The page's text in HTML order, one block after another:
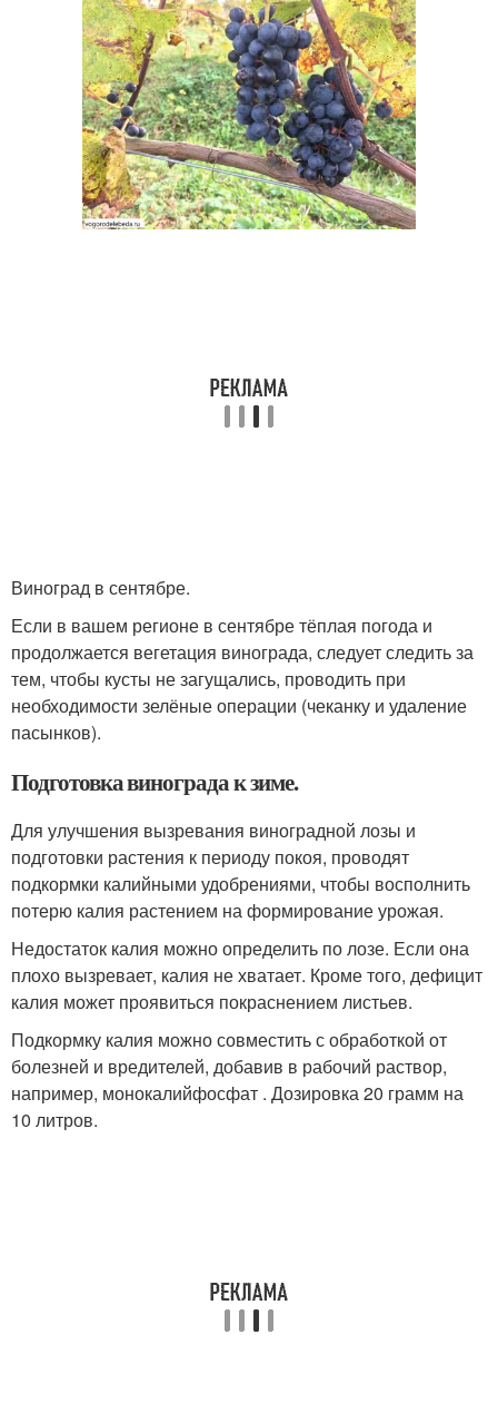
Виноград в сентябре.
Если в вашем регионе в сентябре тёплая погода и
продолжается вегетация винограда, следует следить за
тем, чтобы кусты не загущались, проводить при
необходимости зелёные операции (чеканку и удаление
пасынков).
Подготовка винограда к зиме.
Для улучшения вызревания виноградной лозы и
подготовки растения к периоду покоя, проводят
подкормки калийными удобрениями, чтобы восполнить
потерю калия растением на формирование урожая.
Недостаток калия можно определить по лозе. Если она
плохо вызревает, калия не хватает. Кроме того, дефицит
калия может проявиться покраснением листьев.
Подкормку калия можно совместить с обработкой от
болезней и вредителей, добавив в рабочий раствор,
например, монокалийфосфат . Дозировка 20 грамм на
10 литров.